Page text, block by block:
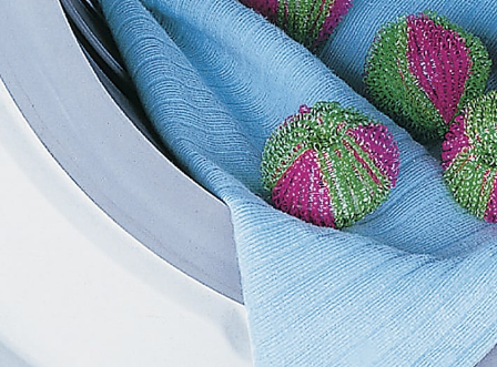
haften – und Ihre Wäsche wird wieder makellos rein! 12
Details
Hinweise & Hersteller